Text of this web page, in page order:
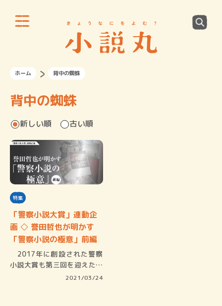
ホーム 背中の蜘蛛
背中の蜘蛛
新しい順 古い順
特集
「警察小説大賞」連動企
画 ◇ 誉田哲也が明かす
「警察小説の極意」前編
2017年に創設された警察
小説大賞も第三回を迎えた。
2021/03/24